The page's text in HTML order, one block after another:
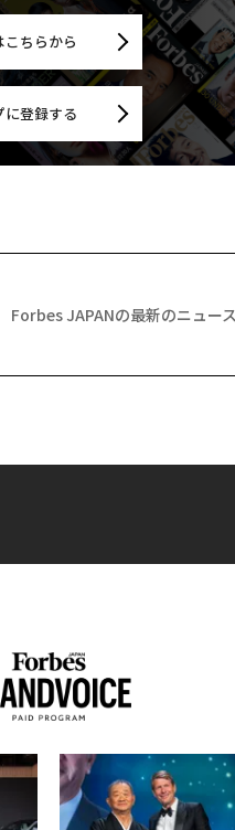
ちらから
に登録する
Forbes JAPANの最新のニュー